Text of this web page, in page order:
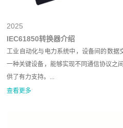
2025
IEC61850转换器介绍
工业自动化与电力系统中，设备间的数据
一种关键设备，能够实现不同通信协议之
供了有力支持。...
查看更多